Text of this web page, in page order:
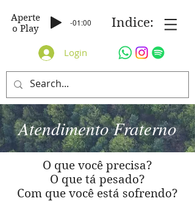
-01:00
Aperte
o Play
Indice:
Login
Atendimento Fraterno
O que você precisa?
O que tá pesado?
Com que você está sofrendo?